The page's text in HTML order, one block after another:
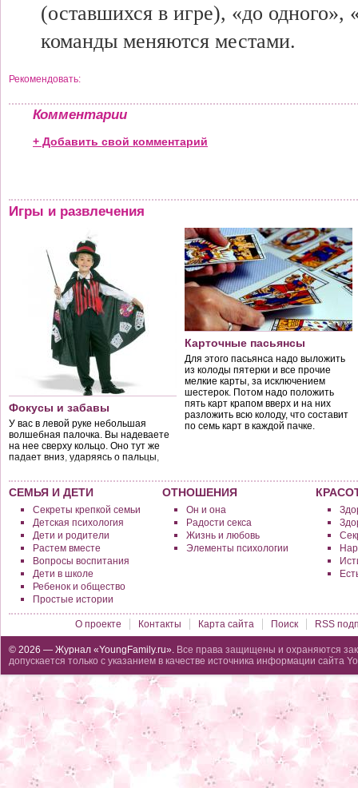
(оставшихся в игре), «до одного»,
команды меняются местами.
Рекомендовать:
Комментарии
+ Добавить свой комментарий
Игры и развлечения
Фокусы и забавы
У вас в левой руке небольшая
волшебная палочка. Вы надеваете
на нее сверху кольцо. Оно тут же
падает вниз, ударяясь о пальцы,
Карточные пасьянсы
Для этого пасьянса надо выложить
из колоды пятерки и все прочие
мелкие карты, за исключением
шестерок. Потом надо положить
пять карт крапом вверх и на них
разложить всю колоду, что составит
по семь карт в каждой пачке.
СЕМЬЯ И ДЕТИ
Секреты крепкой семьи
Детская психология
Дети и родители
Растем вместе
Вопросы воспитания
Дети в школе
Ребенок и общество
Простые истории
ОТНОШЕНИЯ
Он и она
Радости секса
Жизнь и любовь
Элементы психологии
О проекте Контакты Карта сайта Поиск RSS
© 2026 — Журнал «YoungFamily.ru». Все права защищены и охраняются
допускается только с указанием в качестве источника информации сайта